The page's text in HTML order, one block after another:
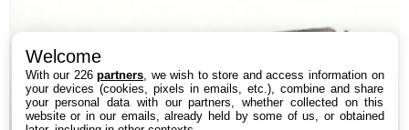
Welcome
With our 226partners , we wish to store and access information on
your devices (cookies, pixels in emails, etc.), combine and share
your personal data with our partners, whether collected on this
website or in our emails, already held by some of us, or obtained